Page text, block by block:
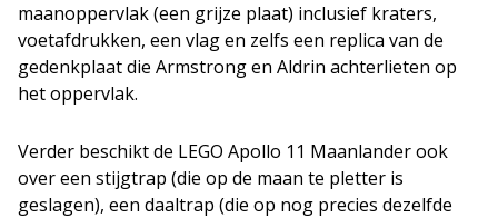
maanoppervlak (een grijze plaat) inclusief kraters,
voetafdrukken, een vlag en zelfs een replica van de
gedenkplaat die Armstrong en Aldrin achterlieten op
het oppervlak.
Verder beschikt de LEGO Apollo 11 Maanlander ook
over een stijgtrap (die op de maan te pletter is
geslagen), een daaltrap (die op nog precies dezelfde